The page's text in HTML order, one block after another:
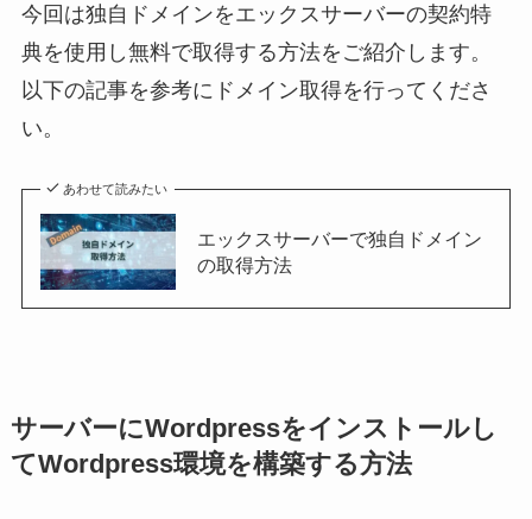
今回は独自ドメインをエックスサーバーの契約特
典を使用し無料で取得する方法をご紹介します。
以下の記事を参考にドメイン取得を行ってくださ
い。
あわせて読みたい
エックスサーバーで独自ドメイン
の取得方法
サーバーにWordpressをインストールし
てWordpress環境を構築する方法